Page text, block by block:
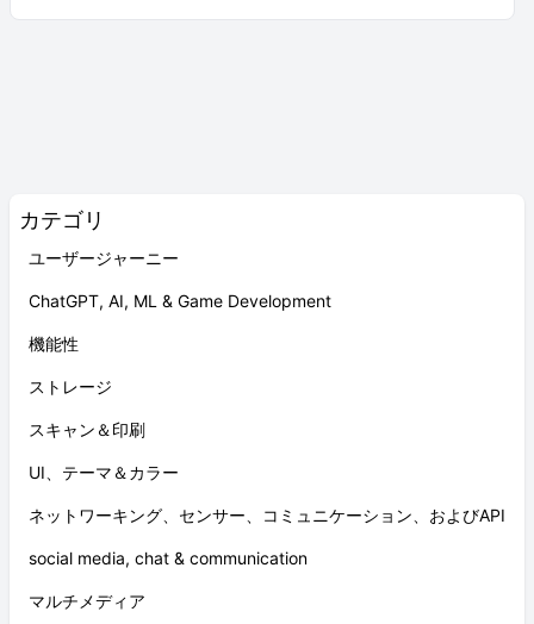
カテゴリ
ユーザージャーニー
ChatGPT, AI, ML & Game Development
機能性
ストレージ
スキャン＆印刷
UI、テーマ＆カラー
ネットワーキング、センサー、コミュニケーション、およびAPI
social media, chat & communication
マルチメディア